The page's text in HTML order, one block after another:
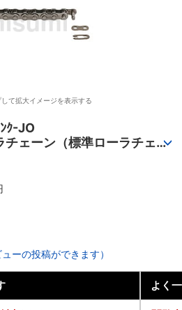
て拡大イメージを表示する
ｸ-JO
チェーン（標準ローラチェー
ーの投稿ができます）
よく